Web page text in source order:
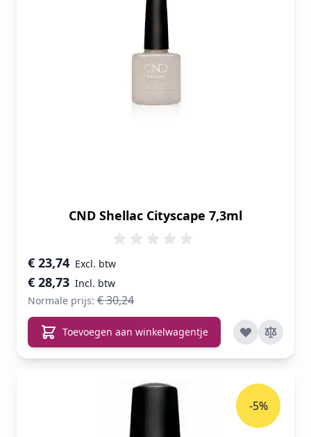
CND Shellac Cityscape 7,3ml
Speciale prijs
€ 28,73
€ 23,74
Normale prijs: € 30,24
Toevoegen aan winkelwagentje
-5%